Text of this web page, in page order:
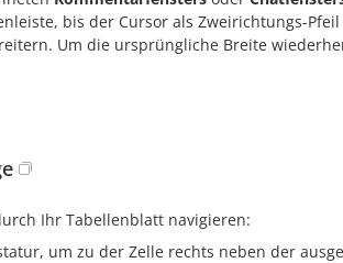
bis der Cursor als Zweirichtungs-
Um die ursprüngliche Breite
Ihr Tabellenblatt navigieren:
um zu der Zelle rechts neben der